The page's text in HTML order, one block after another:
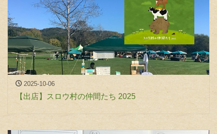
2025-10-06
【出店】スロウ村の仲間たち 2025